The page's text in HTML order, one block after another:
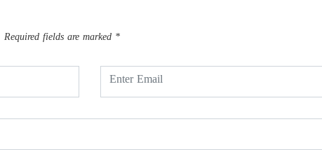
Required fields are marked *